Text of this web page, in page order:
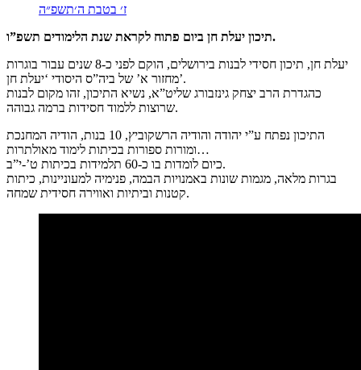
ז׳ בטבת ה׳תשפ״ה
תיכון יעלת חן ביום פתוח לקראת שנת הלימודים תשפ”ו.
יעלת חן, תיכון חסידי לבנות בירושלים, הוקם לפני כ-8 שנים עבור בוגרות
מחזור א’ של ביה”ס היסודי ‘יעלת חן’.
כהגדרת הרב יצחק גינזבורג שליט”א, נשיא התיכון, זהו מקום לבנות
שרוצות ללמוד חסידות ברמה גבוהה.
התיכון נפתח ע”י יהודה והודיה הרשקוביץ, 10 בנות, הודיה המחנכת
ומורות ספורות בכיתות לימוד מאולתרות…
כיום לומדות בו כ-60 תלמידות בכיתות ט’-י”ב.
בגרות מלאה, מגמות שונות באמנויות הבמה, פנימיה למעוניינות, כיתות
קטנות וביתיות ואווירה חסידית שמחה.